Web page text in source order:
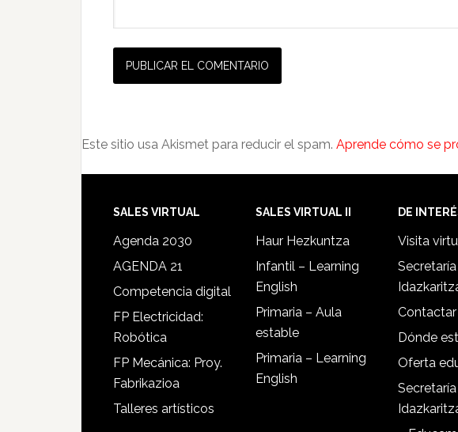
Este sitio usa Akismet para reducir el spam. Aprende cómo se
SALES VIRTUAL
Agenda 2030
AGENDA 21
Competencia digital
FP Electricidad:
Robótica
FP Mecánica: Proy.
Fabrikazioa
Talleres artísticos
SALES VIRTUAL II
Haur Hezkuntza
Infantil – Learning
English
Primaria – Aula
estable
Primaria – Learning
English
DE
Visita
Secretaría
Contactar
Dónde
Oferta
Secretaría